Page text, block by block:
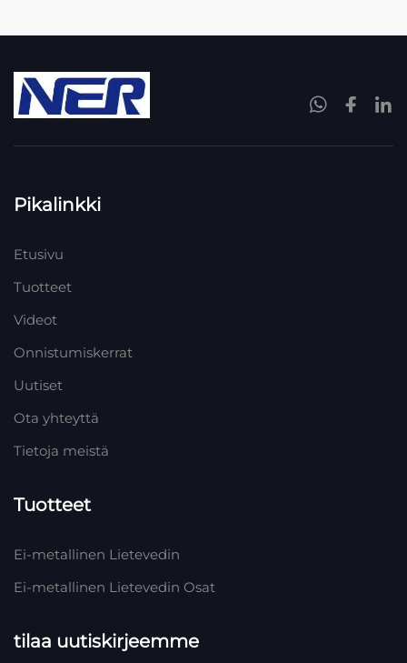
Pikalinkki
Etusivu
Tuotteet
Videot
Onnistumiskerrat
Uutiset
Ota yhteyttä
Tietoja meistä
Tuotteet
Ei-metallinen Lietevedin
Ei-metallinen Lietevedin Osat
tilaa uutiskirjeemme